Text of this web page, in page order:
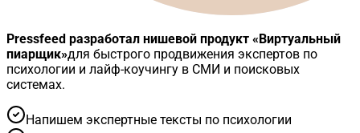
Pressfeed разработал нишевой продукт «Виртуальный
пиарщик»для быстрого продвижения экспертов по
психологии и лайф-коучингу в СМИ и поисковых
системах.
Напишем экспертные тексты по психологии